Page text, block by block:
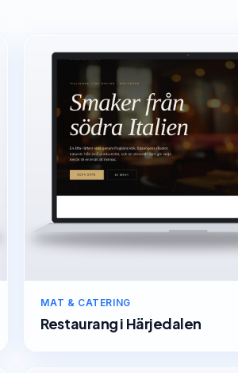
MAT & CATERING
Restaurangi Härjedalen